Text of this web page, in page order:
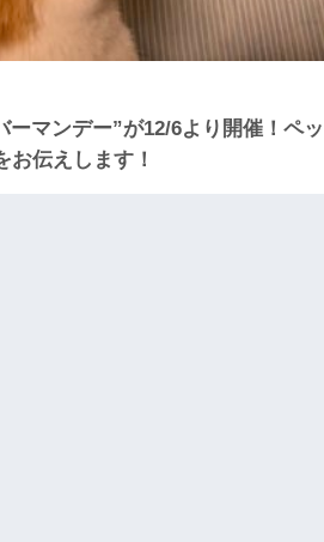
マンデー”が12/6より開催！ペ
お伝えします！